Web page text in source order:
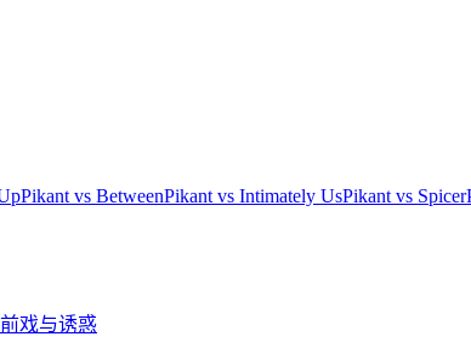
Pikant vs BetweenPikant vs Intimately UsPikant vs Spicer
前戏与诱惑